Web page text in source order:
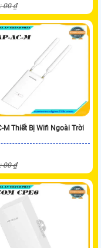
00 ₫
M Thiết Bị Wifi Ngoài Trời
00 ₫